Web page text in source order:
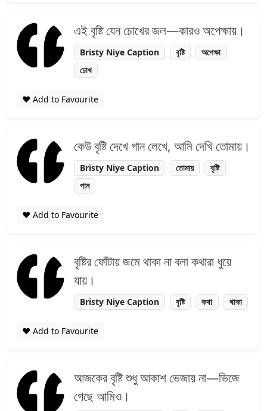
এই বৃষ্টি যেন চোখের জল—কারও অপেক্ষায়।
Bristy Niye Caption বৃষ্টি
অপেক্ষা
চোখ
❤️ Add to Favourite
কেউ বৃষ্টি দেখে গান লেখে, আমি দেখি তোমায়।
Bristy Niye Caption তোমায়
বৃষ্টি
গান
❤️ Add to Favourite
বৃষ্টির ফোঁটায় জমে থাকা না বলা কথারা ধুয়ে
যায়।
Bristy Niye Caption বৃষ্টি কথা থাকা
❤️ Add to Favourite
আজকের বৃষ্টি শুধু আকাশ ভেজায় না—ভিজে
গেছে আমিও।